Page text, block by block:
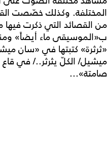
المختلفة. وكذلك خصّصت
من القصائد التي ذكرت فيها
ب«الموسيقى ماء أيضاً»
ميشيل/ الكلّ يثرثر../ في
صامتة»...